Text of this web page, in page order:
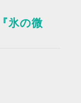
氷の微